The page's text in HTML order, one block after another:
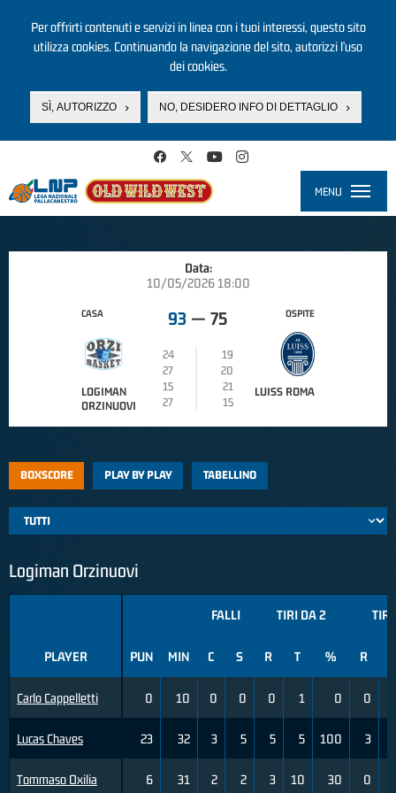
Per offrirti contenuti e servizi in linea con i tuoi interessi, questo sito
utilizza cookies. Continuando la navigazione del sito, autorizzi l’uso
dei cookies.
SÌ, AUTORIZZO NO, DESIDERO INFO DI DETTAGLIO
MENU
Data:
10/05/2026 18:00
CASA
LOGIMAN
ORZINUOVI
93 — 75
24
19
27
20
15
21
27
15
OSPITE
LUISS ROMA
BOXSCORE PLAY BY PLAY TABELLINO
Logiman Orzinuovi
PLAYER
Carlo Cappelletti
Lucas Chaves
Tommaso Oxilia
FALLI TIRI DA 2 TIRI
PUN MIN C S R T % R
0 10 0 0 0 1 0 0
23 32 3 5 5 5 100 3
6 31 2 2 3 10 30 0